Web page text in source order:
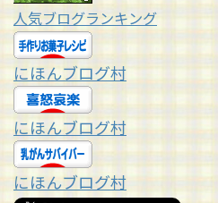
人気ブログランキング
にほんブログ村
にほんブログ村
にほんブログ村